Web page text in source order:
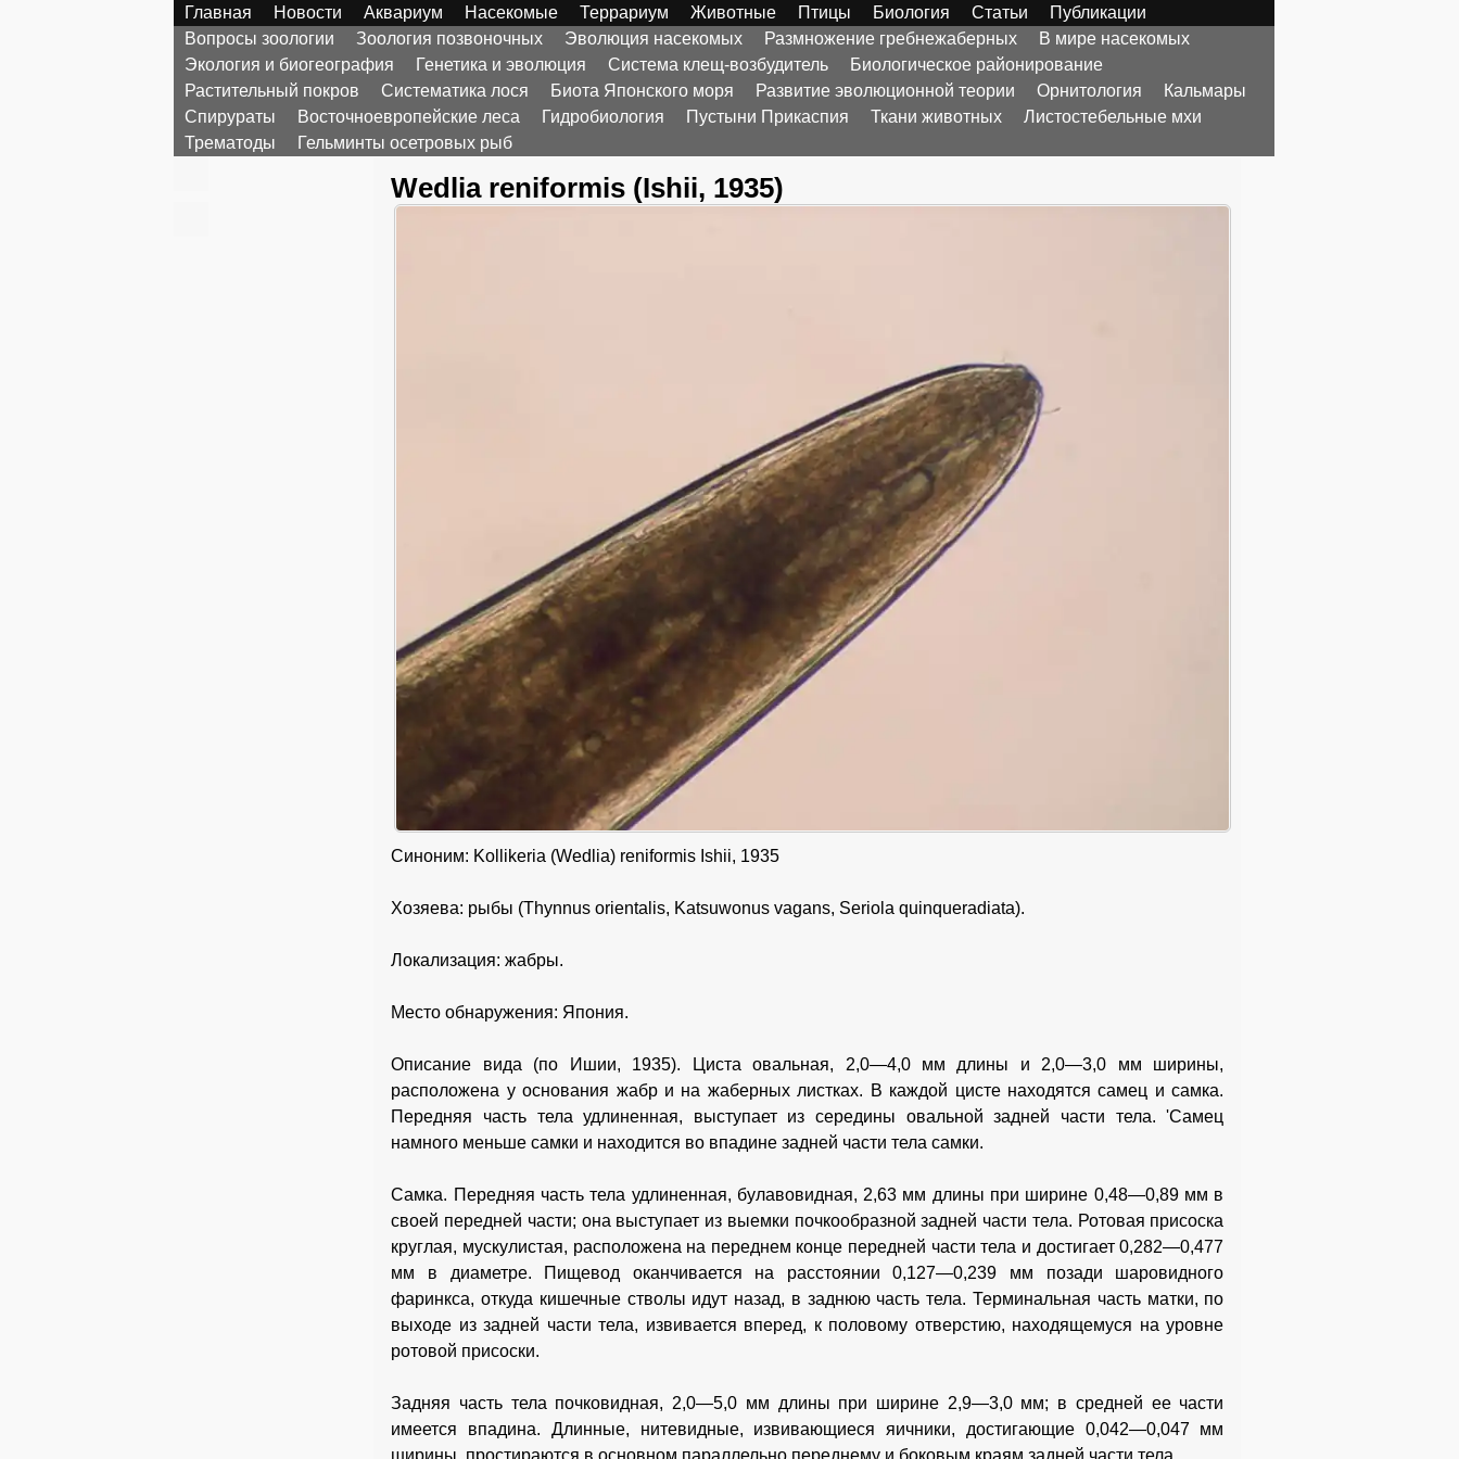
Главная Новости Аквариум Насекомые Террариум Животные Птицы Биология Статьи
Публикации
Вопросы зоологии
Зоология позвоночных Эволюция насекомых Размножение гребнежаберных
В мире насекомых
Экология и биогеография
Генетика и эволюция Система клещ-возбудитель
Биологическое районирование
Растительный покров
Систематика лося Биота Японского моря Развитие эволюционной теории Орнитология
Кальмары
Спирураты
Восточноевропейские леса Гидробиология Пустыни Прикаспия Ткани животных
Листостебельные мхи
Трематоды
Гельминты осетровых рыб
Wedlia reniformis (Ishii, 1935)
Синоним: Kollikeria (Wedlia) reniformis Ishii, 1935
Хозяева: рыбы (Thynnus orientalis, Katsuwonus vagans, Seriola quinqueradiata).
Локализация: жабры.
Место обнаружения: Япония.
Описание вида (по Ишии, 1935). Циста овальная, 2,0—4,0 мм длины и 2,0—3,0 мм ширины,
расположена у основания жабр и на жаберных листках. В каждой цисте находятся самец и самка.
Передняя часть тела удлиненная, выступает из середины овальной задней части тела. 'Самец
намного меньше самки и находится во впадине задней части тела самки.
Самка. Передняя часть тела удлиненная, булавовидная, 2,63 мм длины при ширине 0,48—0,89 мм в
своей передней части; она выступает из выемки почкообразной задней части тела. Ротовая присоска
круглая, мускулистая, расположена на переднем конце передней части тела и достигает 0,282—0,477
мм в диаметре. Пищевод оканчивается на расстоянии 0,127—0,239 мм позади шаровидного
фаринкса, откуда кишечные стволы идут назад, в заднюю часть тела. Терминальная часть матки, по
выходе из задней части тела, извивается вперед, к половому отверстию, находящемуся на уровне
ротовой присоски.
Задняя часть тела почковидная, 2,0—5,0 мм длины при ширине 2,9—3,0 мм; в средней ее части
имеется впадина. Длинные, нитевидные, извивающиеся яичники, достигающие 0,042—0,047 мм